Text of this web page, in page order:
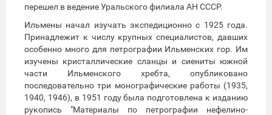
перешел в ведение Уральского филиала АН СССР.
Ильмены начал изучать экспедиционно с 1925 года.
Принадлежит к числу крупных специалистов, давших
особенно много для петрографии Ильменских гор. Им
изучены кристаллические сланцы и сиениты южной
части Ильменского хребта, опубликовано
последовательно три монографические работы (1935,
1940, 1946), в 1951 году была подготовлена к изданию
рукопись "Материалы по петрографии нефелино-